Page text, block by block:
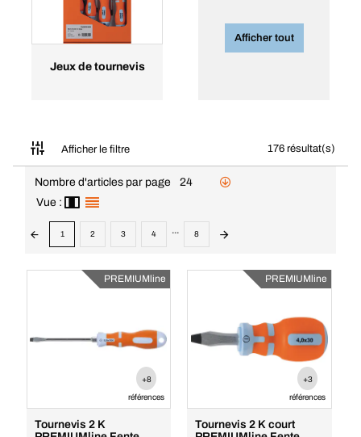
Jeux de tournevis
Afficher tout
Afficher le filtre 176 résultat(s)
Nombre d'articles par page
24
Vue :
1 2 3 4 ... 8
PREMIUMline
+8
références
Tournevis 2 K
PREMIUMline
+3
références
Tournevis 2 K court